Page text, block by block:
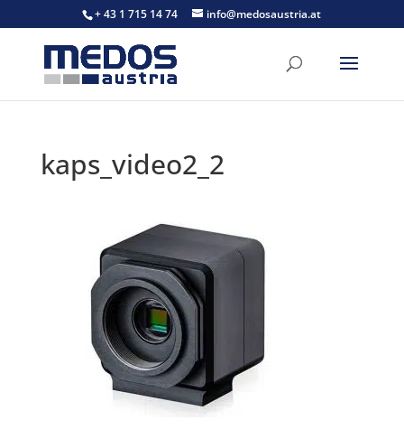
+ 43 1 715 14 74 info@medosaustria.at
kaps_video2_2